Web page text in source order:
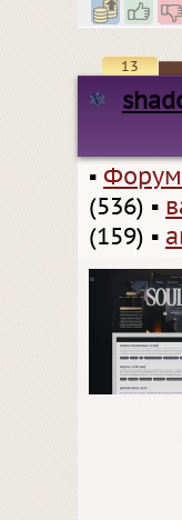
13
▪
(536) ▪
(159) ▪